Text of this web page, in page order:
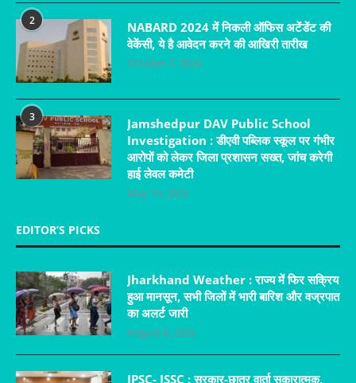
2
NABARD 2024 में निकली ऑफिस अटेंडेंट की
वेकेंसी, ये है आवेदन करने की आखिरी तारीख
October 2, 2024
3
Jamshedpur DAV Public School
Investigation : डीएवी पब्लिक स्कूल पर गंभीर
आरोपों को लेकर जिला प्रशासन सख्त, जांच करेगी
हाई लेवल कमेटी
May 19, 2025
EDITOR’S PICKS
Jharkhand Weather : राज्य में फिर सक्रिय
हुआ मानसून, सभी जिलों में भारी बारिश और वज्रपात
का अलर्ट जारी
August 8, 2026
JPSC- JSSC : सरकार-छात्र वार्ता सकारात्मक,